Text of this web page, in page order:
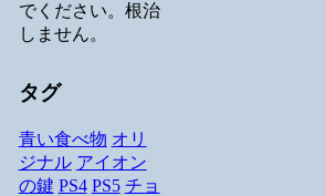
でください。根治
しません。
タグ
青い食べ物 オリ
ジナル アイオン
の鍵 PS4 PS5 チョ